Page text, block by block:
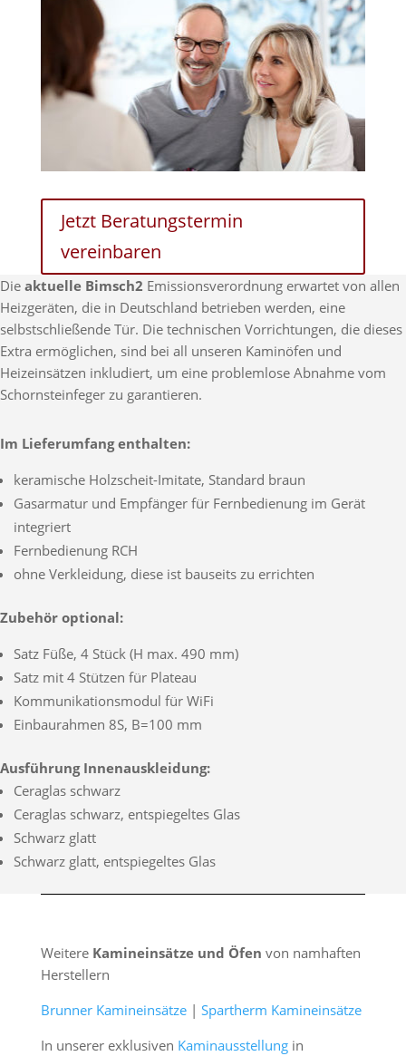
Jetzt Beratungstermin
vereinbaren
Die aktuelle Bimsch2 Emissionsverordnung erwartet von allen
Heizgeräten, die in Deutschland betrieben werden, eine
selbstschließende Tür. Die technischen Vorrichtungen, die dieses
Extra ermöglichen, sind bei all unseren Kaminöfen und
Heizeinsätzen inkludiert, um eine problemlose Abnahme vom
Schornsteinfeger zu garantieren.
Im Lieferumfang enthalten:
keramische Holzscheit-Imitate, Standard braun
Gasarmatur und Empfänger für Fernbedienung im Gerät
integriert
Fernbedienung RCH
ohne Verkleidung, diese ist bauseits zu errichten
Zubehör optional:
Satz Füße, 4 Stück (H max. 490 mm)
Satz mit 4 Stützen für Plateau
Kommunikationsmodul für WiFi
Einbaurahmen 8S, B=100 mm
Ausführung Innenauskleidung:
Ceraglas schwarz
Ceraglas schwarz, entspiegeltes Glas
Schwarz glatt
Schwarz glatt, entspiegeltes Glas
Weitere Kamineinsätze und Öfen von namhaften
Herstellern
Brunner Kamineinsätze| Spartherm Kamineinsätze
In unserer exklusiven Kaminausstellungin